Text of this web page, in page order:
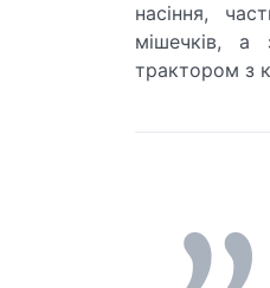
насіння,
мішечків, а
трактором з